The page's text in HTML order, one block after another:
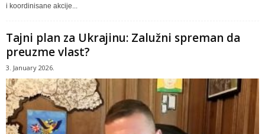
i koordinisane akcije...
Tajni plan za Ukrajinu: Zalužni spreman da
preuzme vlast?
3. January 2026.